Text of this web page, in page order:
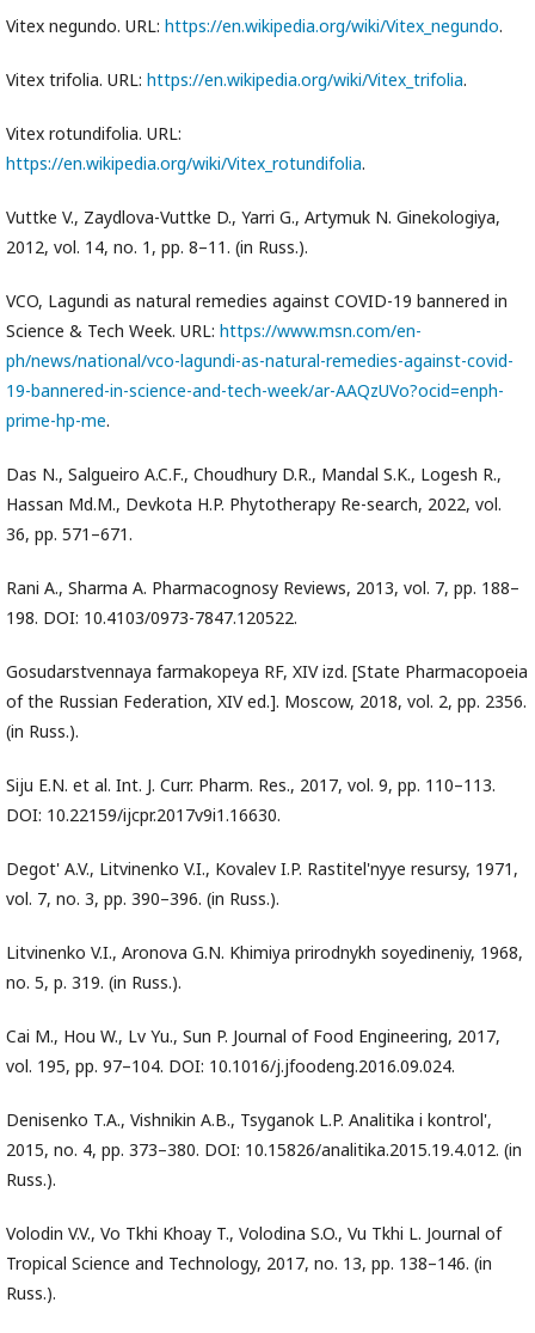
Vitex negundo. URL: https://en.wikipedia.org/wiki/Vitex_negundo.
Vitex trifolia. URL: https://en.wikipedia.org/wiki/Vitex_trifolia.
Vitex rotundifolia. URL:
https://en.wikipedia.org/wiki/Vitex_rotundifolia.
Vuttke V., Zaydlova-Vuttke D., Yarri G., Artymuk N. Ginekologiya,
2012, vol. 14, no. 1, pp. 8–11. (in Russ.).
VCO, Lagundi as natural remedies against COVID-19 bannered in
Science & Tech Week. URL: https://www.msn.com/en-
ph/news/national/vco-lagundi-as-natural-remedies-against-covid-
19-bannered-in-science-and-tech-week/ar-AAQzUVo?ocid=enph-
prime-hp-me.
Das N., Salgueiro A.C.F., Choudhury D.R., Mandal S.K., Logesh R.,
Hassan Md.M., Devkota H.P. Phytotherapy Re-search, 2022, vol.
36, pp. 571–671.
Rani A., Sharma A. Pharmacognosy Reviews, 2013, vol. 7, pp. 188–
198. DOI: 10.4103/0973-7847.120522.
Gosudarstvennaya farmakopeya RF, XIV izd. [State Pharmacopoeia
of the Russian Federation, XIV ed.]. Moscow, 2018, vol. 2, pp. 2356.
(in Russ.).
Siju E.N. et al. Int. J. Curr. Pharm. Res., 2017, vol. 9, pp. 110–113.
DOI: 10.22159/ijcpr.2017v9i1.16630.
Degot' A.V., Litvinenko V.I., Kovalev I.P. Rastitel'nyye resursy, 1971,
vol. 7, no. 3, pp. 390–396. (in Russ.).
Litvinenko V.I., Aronova G.N. Khimiya prirodnykh soyedineniy, 1968,
no. 5, p. 319. (in Russ.).
Cai M., Hou W., Lv Yu., Sun P. Journal of Food Engineering, 2017,
vol. 195, pp. 97–104. DOI: 10.1016/j.jfoodeng.2016.09.024.
Denisenko T.A., Vishnikin A.B., Tsyganok L.P. Analitika i kontrol',
2015, no. 4, pp. 373–380. DOI: 10.15826/analitika.2015.19.4.012. (in
Russ.).
Volodin V.V., Vo Tkhi Khoay T., Volodina S.O., Vu Tkhi L. Journal of
Tropical Science and Technology, 2017, no. 13, pp. 138–146. (in
Russ.).